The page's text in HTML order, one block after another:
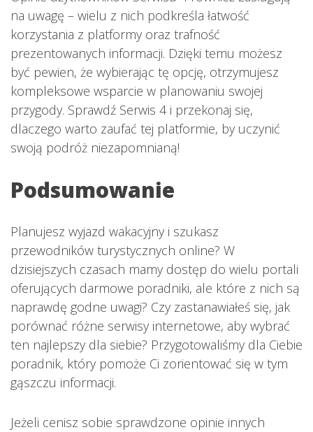
na uwagę – wielu z nich podkreśla łatwość
korzystania z platformy oraz trafność
prezentowanych informacji. Dzięki temu możesz
być pewien, że wybierając tę opcję, otrzymujesz
kompleksowe wsparcie w planowaniu swojej
przygody. Sprawdź Serwis 4 i przekonaj się,
dlaczego warto zaufać tej platformie, by uczynić
swoją podróż niezapomnianą!
Podsumowanie
Planujesz wyjazd wakacyjny i szukasz
przewodników turystycznych online? W
dzisiejszych czasach mamy dostęp do wielu portali
oferujących darmowe poradniki, ale które z nich są
naprawdę godne uwagi? Czy zastanawiałeś się, jak
porównać różne serwisy internetowe, aby wybrać
ten najlepszy dla siebie? Przygotowaliśmy dla Ciebie
poradnik, który pomoże Ci zorientować się w tym
gąszczu informacji.
Jeżeli cenisz sobie sprawdzone opinie innych